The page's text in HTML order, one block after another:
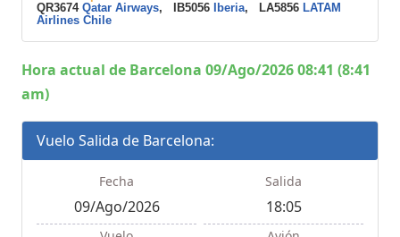
QR3674 Qatar Airways, IB5056 Iberia, LA5856 LATAM
Airlines Chile
Hora actual de Barcelona 09/Ago/2026 08:41 (8:41
am)
Vuelo Salida de Barcelona:
Fecha
09/Ago/2026
Salida
18:05